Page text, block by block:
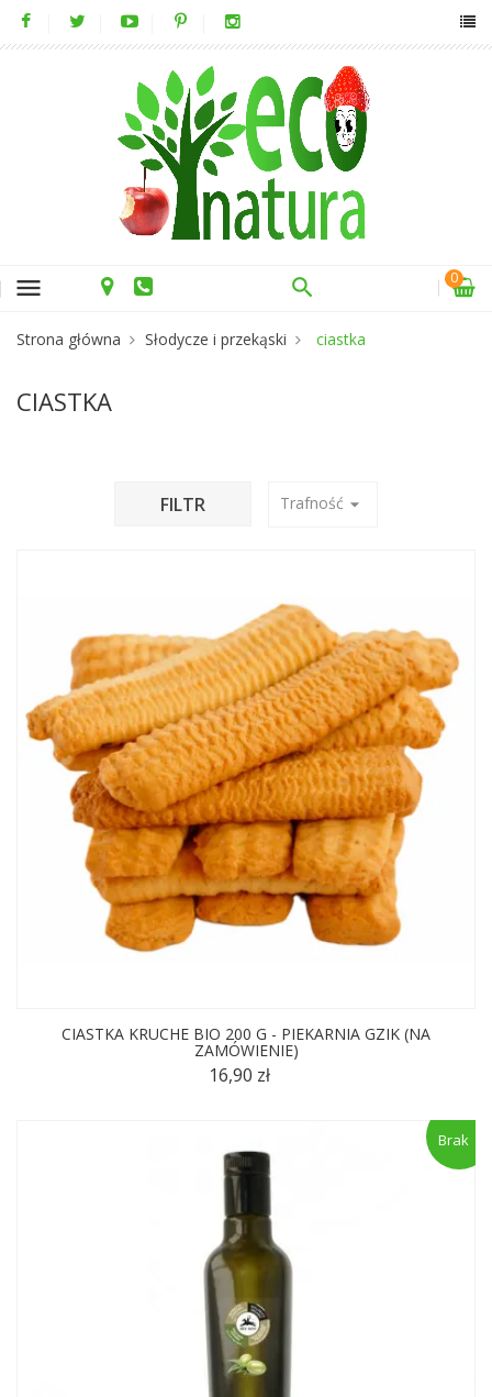
menu 0
Strona główna Słodycze i przekąski ciastka
CIASTKA
FILTR Trafność arrow_drop_down
CIASTKA KRUCHE BIO 200 G - PIEKARNIA GZIK (NA
ZAMÓWIENIE)
16,90 zł
Brak